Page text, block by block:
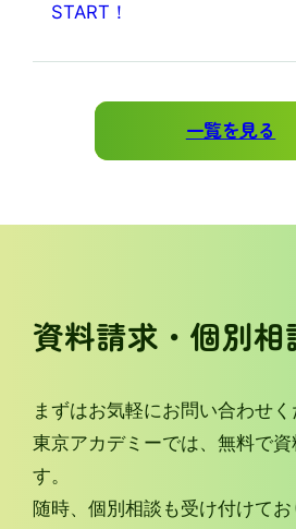
START！
一覧を見る
資料請求・個別相
まずはお気軽にお問い合わせく
東京アカデミーでは、無料で資
す。
随時、個別相談も受け付けて